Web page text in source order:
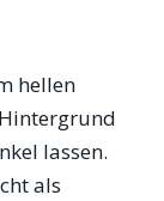
hellen
lassen.
als